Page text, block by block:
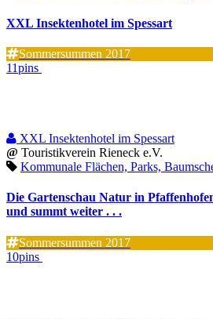
XXL Insektenhotel im Spessart
Sommersummen 2017
11pins
XXL Insektenhotel im Spessart
@ Touristikverein Rieneck e.V.
Kommunale Flächen, Parks,
Die Gartenschau Natur in
und summt weiter . . .
Sommersummen 2017
10pins